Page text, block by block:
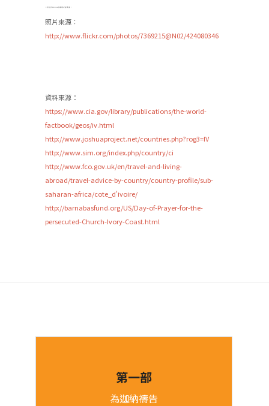
一所位於Bonoa的衛理公會教會。
照片來源︰
http://www.flickr.com/photos/7369215@N02/424080346
資料來源：
https://www.cia.gov/library/publications/the-world-
factbook/geos/iv.html
http://www.joshuaproject.net/countries.php?rog3=IV
http://www.sim.org/index.php/country/ci
http://www.fco.gov.uk/en/travel-and-living-
abroad/travel-advice-by-country/country-profile/sub-
saharan-africa/cote_d'ivoire/
http://barnabasfund.org/US/Day-of-Prayer-for-the-
persecuted-Church-Ivory-Coast.html
第一部
為迦納禱告